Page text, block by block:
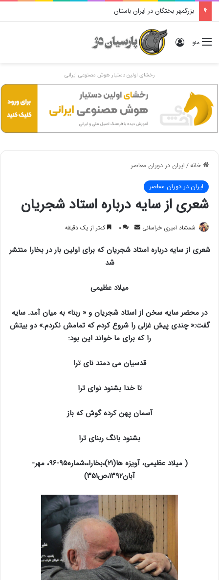
بزرگمهر بختگان در ایران باستان
منو ورود
رخشای اولین دستیار هوش مصنوعی ایرانی
خانه/ایران در دوران معاصر
ایران در دوران معاصر
شعری از سایه درباره استاد شجریان
شمشاد امیری خراسانی
ارسال۰ کمتر از یک دقیقه
شعری از سایه درباره استاد شجریان که برای اولین بار در بخارا منتشر
شد
میلاد عظیمی
در محضر سایه سخن از استاد شجریان و « ربنا» به میان آمد. سایه
گفت:« چندی پیش غزلی را شروع کردم که تمامش نکردم.» دو بیتش
را که برای ما خواند این بود:
قدسیان می دمند نای ترا
تا خدا بشنود نوای ترا
آسمان پهن کرده گوش که باز
بشنود بانگ ربنای ترا
( میلاد عظیمی، آویزه ها(۲۱)،بخارا،،شماره۹۵-۹۶، مهر-
آبان۱۳۹۲،ص۳۵۱)